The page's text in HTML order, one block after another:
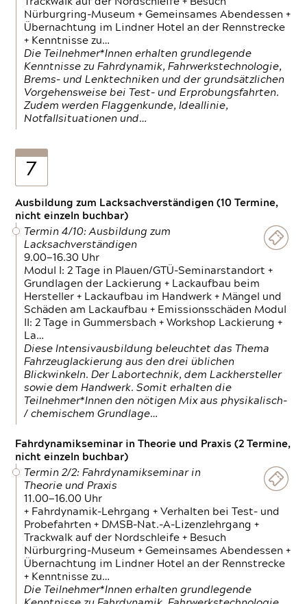
Nürburgring-Museum + Gemeinsames Abendessen +
Übernachtung im Lindner Hotel an der Rennstrecke
+ Kenntnisse zu…
Die Teilnehmer*Innen erhalten grundlegende
Kenntnisse zu Fahrdynamik, Fahrwerkstechnologie,
Brems- und Lenktechniken und der grundsätzlichen
Vorgehensweise bei Test- und Erprobungsfahrten.
Zudem werden Flaggenkunde, Ideallinie,
Notfallsituationen und…
7
Ausbildung zum Lacksachverständigen (10 Termine,
nicht einzeln buchbar)
Termin 4/10: Ausbildung zum
Lacksachverständigen
9.00—16.30 Uhr
Modul I: 2 Tage in Plauen/GTÜ-Seminarstandort +
Grundlagen der Lackierung + Lackaufbau beim
Hersteller + Lackaufbau im Handwerk + Mängel und
Schäden am Lackaufbau + Emissionsschäden Modul
II: 2 Tage in Gummersbach + Workshop Lackierung +
La…
Diese Intensivausbildung beleuchtet das Thema
Fahrzeuglackierung aus den drei üblichen
Blickwinkeln. Der Labortechnik, dem Lackhersteller
sowie dem Handwerk. Somit erhalten die
Teilnehmer*Innen den nötigen Mix aus physikalisch-
/ chemischem Grundlage…
Fahrdynamikseminar in Theorie und Praxis (2 Termine,
nicht einzeln buchbar)
Termin 2/2: Fahrdynamikseminar in
Theorie und Praxis
11.00—16.00 Uhr
+ Fahrdynamik-Lehrgang + Verhalten bei Test- und
Probefahrten + DMSB-Nat.-A-Lizenzlehrgang +
Trackwalk auf der Nordschleife + Besuch
Nürburgring-Museum + Gemeinsames Abendessen +
Übernachtung im Lindner Hotel an der Rennstrecke
+ Kenntnisse zu…
Die Teilnehmer*Innen erhalten grundlegende